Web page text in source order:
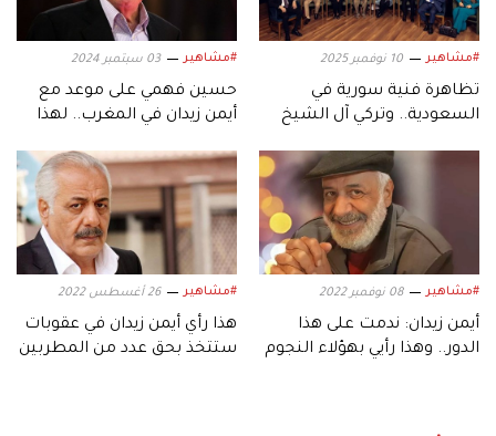
#مشاهير 10 نوفمبر 2025
تظاهرة فنية سورية في
السعودية.. وتركي آل الشيخ
#مشاهير 03 سبتمبر 2024
حسين فهمي على موعد مع
أيمن زيدان في المغرب.. لهذا
#مشاهير 08 نوفمبر 2022
أيمن زيدان: ندمت على هذا
الدور.. وهذا رأيي بهؤلاء النجوم
#مشاهير 26 أغسطس 2022
هذا رأي أيمن زيدان في عقوبات
ستتخذ بحق عدد من المطربين